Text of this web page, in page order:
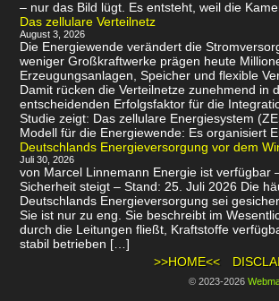
– nur das Bild lügt. Es entsteht, weil die
Das zellulare Verteilnetz
August 3, 2026
Die Energiewende verändert die
weniger Großkraftwerke prägen heute
Erzeugungsanlagen, Speicher und flexible
Damit rücken die Verteilnetze zunehmend in
entscheidenden Erfolgsfaktor für die
Studie zeigt: Das zellulare Energiesystem
Modell für die Energiewende: Es organisiert
Deutschlands Energieversorgung vor dem
Juli 30, 2026
von Marcel Linnemann Energie ist verfügbar
Sicherheit steigt – Stand: 25. Juli 2026 Die
Deutschlands Energieversorgung sei
Sie ist nur zu eng. Sie beschreibt im
durch die Leitungen fließt, Kraftstoffe
stabil betrieben […]
>>HOME<<
© 2023-2026